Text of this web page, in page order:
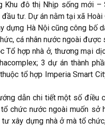
đô thị Nhịp sống mới –
tư. Dự án nằm tại xã Hoài
dựng Hà Nội cũng công bố
cá nhân nước ngoài được
Tổ hợp nhà ở, thương mại
3 dự án thành
tổ hợp Imperia Smart
dẫn chi tiết một số điều
chức nước ngoài muốn sở
xây dựng nhà ở mà tổ